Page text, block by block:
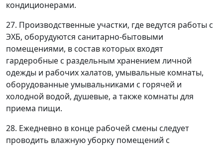
кондиционерами.
27. Производственные участки, где ведутся работы с
ЭХБ, оборудуются санитарно-бытовыми
помещениями, в состав которых входят
гардеробные с раздельным хранением личной
одежды и рабочих халатов, умывальные комнаты,
оборудованные умывальниками с горячей и
холодной водой, душевые, а также комнаты для
приема пищи.
28. Ежедневно в конце рабочей смены следует
проводить влажную уборку помещений с